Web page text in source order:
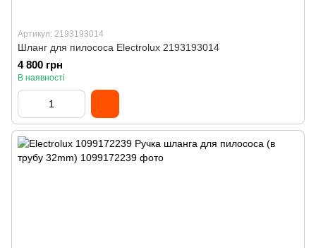
Артикул: 2193193014
Шланг для пилососа Electrolux 2193193014
4 800 грн
В наявності